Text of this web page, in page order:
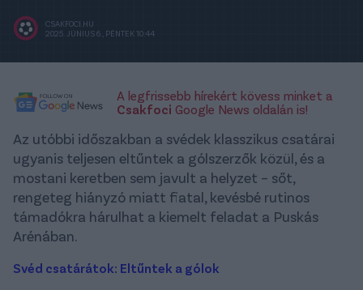
CSAKFOCI.HU
2025. JÚNIUS 6., PÉNTEK 10:44
A legfrissebb hírekért kövess minket a
Csakfoci Google News oldalán is!
Az utóbbi időszakban a svédek klasszikus csatárai
ugyanis teljesen eltűntek a gólszerzők közül, és a
mostani keretben sem javult a helyzet – sőt,
rengeteg hiányzó miatt fiatal, kevésbé rutinos
támadókra hárulhat a kiemelt feladat a Puskás
Arénában.
Svéd csatárátok: Eltűntek a gólok